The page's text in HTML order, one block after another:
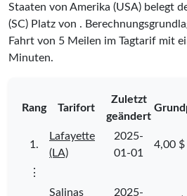
Staaten von Amerika (USA) belegt
(SC) Platz von .
Fahrt von 5 Meilen im Tagtarif mit
Minuten.
Rang Tarifort
Zuletzt
geändert
1.
Lafayette
(LA)
2025-
01-01
4,00 $
⋮
Salinas 2025-